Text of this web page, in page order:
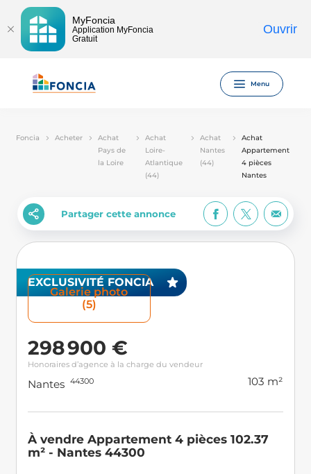
MyFoncia
Application MyFoncia
Gratuit
Ouvrir
Menu
Foncia Acheter
Achat
Pays de
la Loire
Achat
Loire-
Atlantique
(44)
Achat
Nantes
(44)
Achat
Appartement
4 pièces
Nantes
Partager cette annonce
EXCLUSIVITÉ FONCIA
Galerie photo
(5)
À vendre Appartement 4 pièces 102.37
m² - Nantes 44300
298 900 €
Honoraires d’agence à la charge du vendeur
Nantes 44300 103 m²